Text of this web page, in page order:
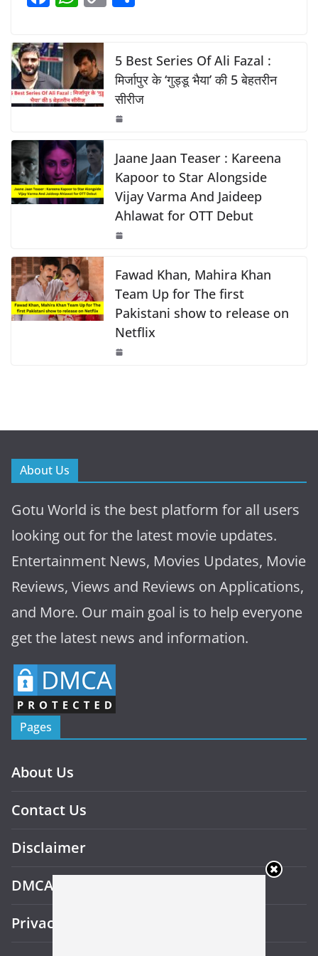
o
k
p k
c
e
b
o
o
k
at
s
A
p
p
y
Li
n
k
e
5 Best Series Of Ali Fazal :
मिर्जापुर के ‘गुड्डू भैया’ की 5 बेहतरीन
सीरीज
Jaane Jaan Teaser : Kareena
Kapoor to Star Alongside
Vijay Varma And Jaideep
Ahlawat for OTT Debut
Fawad Khan, Mahira Khan
Team Up for The first
Pakistani show to release on
Netflix
About Us
Gotu World is the best platform for all users
looking out for the latest movie updates.
Entertainment News, Movies Updates, Movie
Reviews, Views and Reviews on Applications,
and More. Our main goal is to help everyone
get the latest news and information.
Pages
About Us
Contact Us
Disclaimer
DMCA
Privacy Policy